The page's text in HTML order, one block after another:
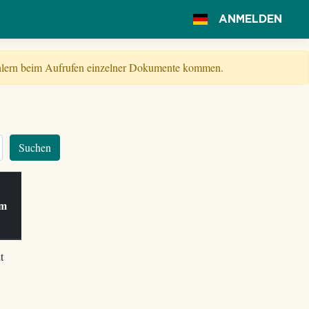
ANMELDEN
beim Aufrufen einzelner Dokumente kommen.
Suchen